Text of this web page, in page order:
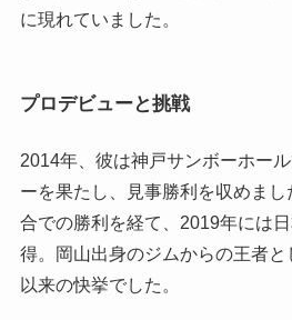
に現れていました。
プロデビューと挑戦
2014年、彼は神戸サンボーホー
ーを果たし、見事勝利を収めま
合での勝利を経て、2019年には
得。岡山出身のジムからの王者
以来の快挙でした。